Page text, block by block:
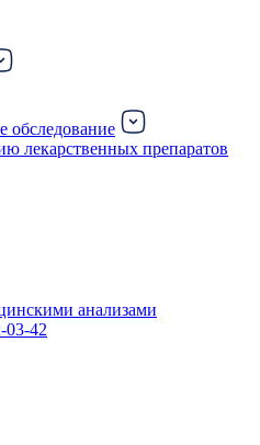
обследование
лекарственных препаратов
03-42